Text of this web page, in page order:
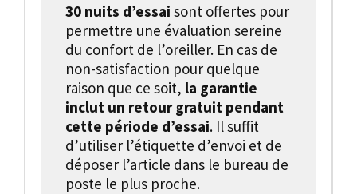
30 nuits d’essai sont offertes pour
permettre une évaluation sereine
du confort de l’oreiller. En cas de
non-satisfaction pour quelque
raison que ce soit, la garantie
inclut un retour gratuit pendant
cette période d’essai. Il suffit
d’utiliser l’étiquette d’envoi et de
déposer l’article dans le bureau de
poste le plus proche.